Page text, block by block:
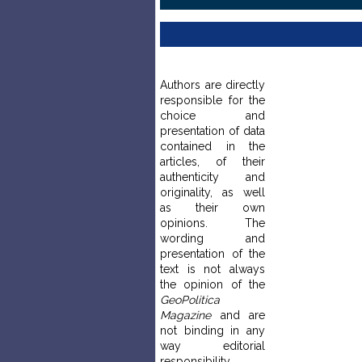
Authors are directly
responsible for the
choice and
presentation of data
contained in the
articles, of their
authenticity and
originality, as well
as their own
opinions. The
wording and
presentation of the
text is not always
the opinion of the
GeoPolitica
Magazineand are
not binding in any
way editorial